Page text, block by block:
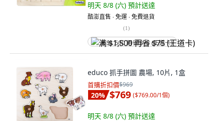
明天 8/8 (六) 預計送達
酷澎直售 ∙ 免運 ∙ 免費退貨
(1)
满 $1,500 再省 $75 (王道卡)
educo 抓手拼圖 農場, 10片, 1盒
首購折扣價$969
20% $769 ($769.00/1個)
明天 8/8 (六) 預計送達